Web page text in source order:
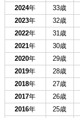
2024年 33歳
2023年 32歳
2022年 31歳
2021年 30歳
2020年 29歳
2019年 28歳
2018年 27歳
2017年 26歳
2016年 25歳